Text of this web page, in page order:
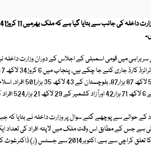
کے حوالے سے پوچھے گئے سوال پر وزارت داخلہ نے بتایا
تعداد 142 ہے، جن میں سے اکثریت کا تعلق کراچی